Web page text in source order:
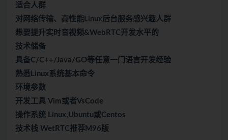
适合人群
对网络传输、高性能Linux后台服务感兴趣人群
想要提升实时音视频&WebRTC开发水平的
技术储备
具备C/C++/Java/GO等任意一门语言开发经验
熟悉Linux系统基本命令
环境参数
开发工具 Vim或者VsCode
操作系统 Linux,Ubuntu或Centos
技术栈 WetRTC推荐M96版